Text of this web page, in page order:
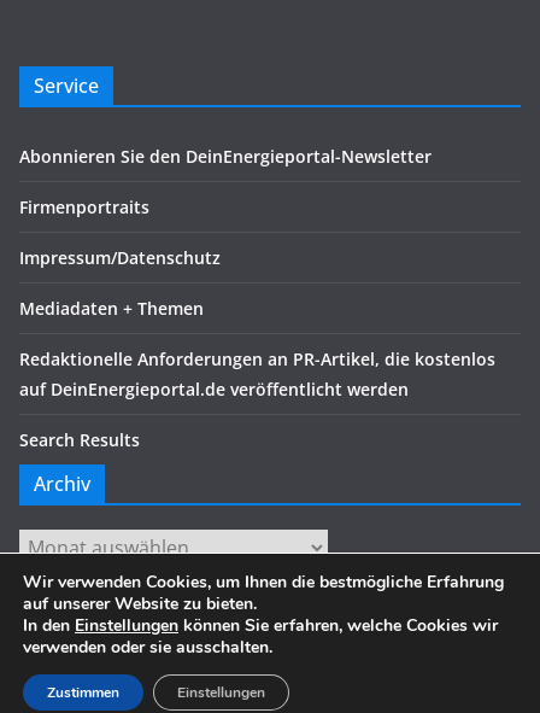
Service
Abonnieren Sie den DeinEnergieportal-Newsletter
Firmenportraits
Impressum/Datenschutz
Mediadaten + Themen
Redaktionelle Anforderungen an PR-Artikel, die kostenlos
auf DeinEnergieportal.de veröffentlicht werden
Search Results
Archiv
Archiv
Copyright © 2026. Alle Rechte vorbehalten.
Theme:ColorMag von ThemeGrill. Präsentiert von
Wir verwenden Cookies, um Ihnen die bestmögliche Erfahrung
auf unserer Website zu bieten.
In den Einstellungen können Sie erfahren, welche Cookies wir
verwenden oder sie ausschalten.
Zustimmen Einstellungen